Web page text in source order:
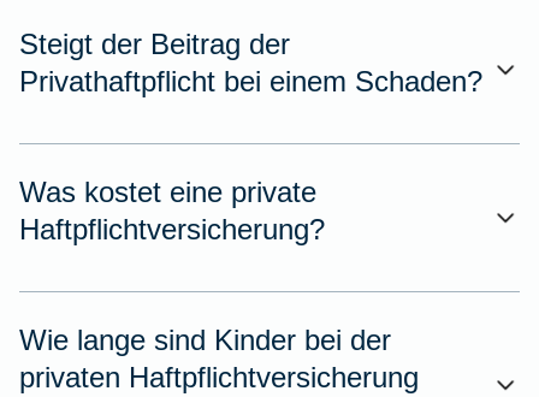
Steigt der Beitrag der
Privathaftpflicht bei einem Schaden?
Was kostet eine private
Haftpflichtversicherung?
Wie lange sind Kinder bei der
privaten Haftpflichtversicherung